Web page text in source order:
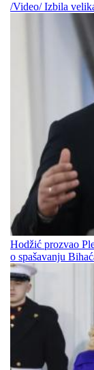
/Video/ Izbila
Hodžić prozvao
o spašavanju